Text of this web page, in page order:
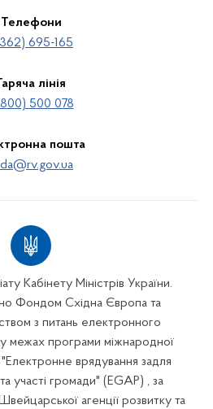
Телефони
695-165
Гаряча лінія
500 078
пошта
Кабінету Міністрів України.
Фондом Східна Європа та
з питань електронного
межах програми міжнародної
врядування задля
та участі громади" (EGAP) , за
агенції розвитку та